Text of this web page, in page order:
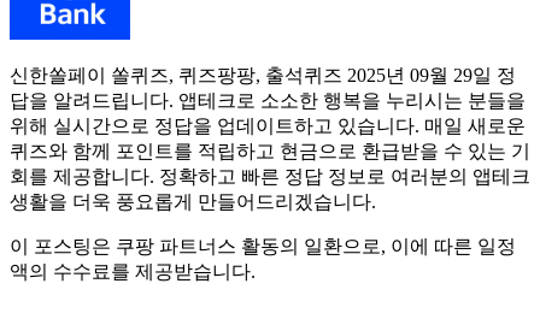
신한쏠페이 쏠퀴즈, 퀴즈팡팡, 출석퀴즈 2025년 09월 29일 정
답을 알려드립니다. 앱테크로 소소한 행복을 누리시는 분들을
위해 실시간으로 정답을 업데이트하고 있습니다. 매일 새로운
퀴즈와 함께 포인트를 적립하고 현금으로 환급받을 수 있는 기
회를 제공합니다. 정확하고 빠른 정답 정보로 여러분의 앱테크
생활을 더욱 풍요롭게 만들어드리겠습니다.
이 포스팅은 쿠팡 파트너스 활동의 일환으로, 이에 따른 일정
액의 수수료를 제공받습니다.